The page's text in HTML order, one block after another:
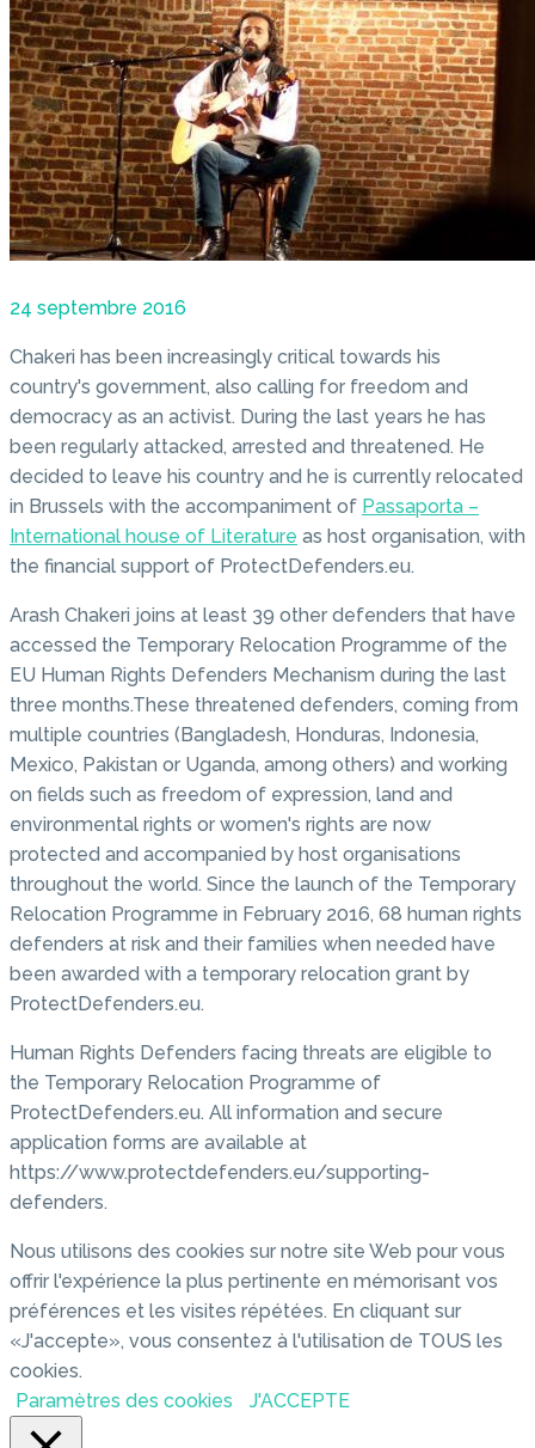
24 septembre 2016
Chakeri has been increasingly critical towards his
country's government, also calling for freedom and
democracy as an activist. During the last years he has
been regularly attacked, arrested and threatened. He
decided to leave his country and he is currently relocated
in Brussels with the accompaniment of Passaporta –
International house of Literature as host organisation, with
the financial support of ProtectDefenders.eu.
Arash Chakeri joins at least 39 other defenders that have
accessed the Temporary Relocation Programme of the
EU Human Rights Defenders Mechanism during the last
three months.These threatened defenders, coming from
multiple countries (Bangladesh, Honduras, Indonesia,
Mexico, Pakistan or Uganda, among others) and working
on fields such as freedom of expression, land and
environmental rights or women's rights are now
protected and accompanied by host organisations
throughout the world. Since the launch of the Temporary
Relocation Programme in February 2016, 68 human rights
defenders at risk and their families when needed have
been awarded with a temporary relocation grant by
ProtectDefenders.eu.
Human Rights Defenders facing threats are eligible to
the Temporary Relocation Programme of
ProtectDefenders.eu. All information and secure
application forms are available at
https://www.protectdefenders.eu/supporting-
defenders.
Nous utilisons des cookies sur notre site Web pour vous
offrir l'expérience la plus pertinente en mémorisant vos
préférences et les visites répétées. En cliquant sur
«J'accepte», vous consentez à l'utilisation de TOUS les
cookies.
Paramètres des cookies
J'ACCEPTE